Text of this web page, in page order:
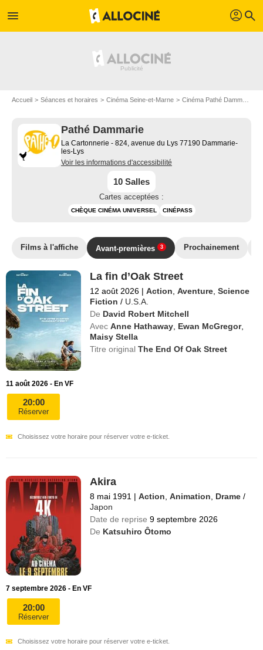
menu profil search
Accueil Séances et horaires Cinéma Seine-et-Marne Cinéma Pathé Dammarie
Pathé Dammarie
La Cartonnerie - 824, avenue du Lys 77190 Dammarie-
les-Lys
Voir les informations d'accessibilité
10 Salles
Cartes acceptées :
CHÈQUE CINÉMA UNIVERSEL CINÉPASS
Films à l'affiche Avant-premières 3 Prochainement
La fin d’Oak Street
12 août 2026 | Action ,Aventure ,Science
Fiction / U.S.A.
De David Robert Mitchell
Avec Anne Hathaway Ewan McGregor,
Maisy Stella
Titre originalThe End Of Oak Street
11 août 2026 - En VF
20:00
Réserver
Choisissez votre horaire pour réserver votre e-ticket.
Akira
8 mai 1991 | Action ,Animation Drame /
Japon
Date de reprise 9 septembre 2026
De Katsuhiro Ôtomo
7 septembre 2026 - En VF
20:00
Réserver
Choisissez votre horaire pour réserver votre e-ticket.